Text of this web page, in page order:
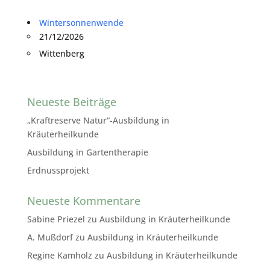
Wintersonnenwende
21/12/2026
Wittenberg
Neueste Beiträge
„Kraftreserve Natur“-Ausbildung in
Kräuterheilkunde
Ausbildung in Gartentherapie
Erdnussprojekt
Neueste Kommentare
Sabine Priezel zu Ausbildung in Kräuterheilkunde
A. Mußdorfzu Ausbildung in Kräuterheilkunde
Regine Kamholz zu Ausbildung in Kräuterheilkunde